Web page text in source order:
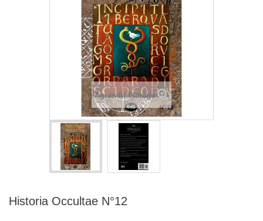
Agrandir l'image
Historia Occultae N°12